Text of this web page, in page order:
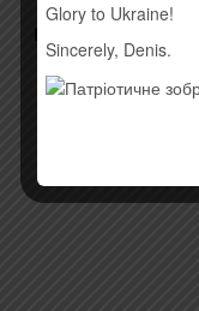
ПЕТР
PETER AND THE
EP (2015)
250,00грн.
Glory to Ukraine!
Sincerely, Denis.